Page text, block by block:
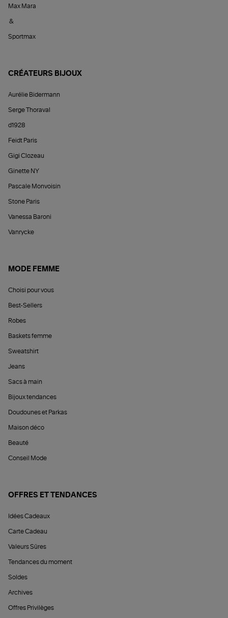
Max Mara
&
Sportmax
CRÉATEURS BIJOUX
Aurélie Bidermann
Serge Thoraval
d1928
Feidt Paris
Gigi Clozeau
Ginette NY
Pascale Monvoisin
Stone Paris
Vanessa Baroni
Vanrycke
MODE FEMME
Choisi pour vous
Best-Sellers
Robes
Baskets femme
Sweatshirt
Jeans
Sacs à main
Bijoux tendances
Doudounes et Parkas
Maison déco
Beauté
Conseil Mode
OFFRES ET TENDANCES
Idées Cadeaux
Carte Cadeau
Valeurs Sûres
Tendances du moment
Soldes
Archives
Offres Privilèges